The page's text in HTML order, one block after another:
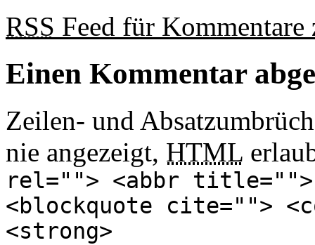
RSS Feed für
Einen Kommentar
Zeilen- und
nie angezeigt, HTML
rel=""> <abbr title="">
<blockquote cite="">
<strong>